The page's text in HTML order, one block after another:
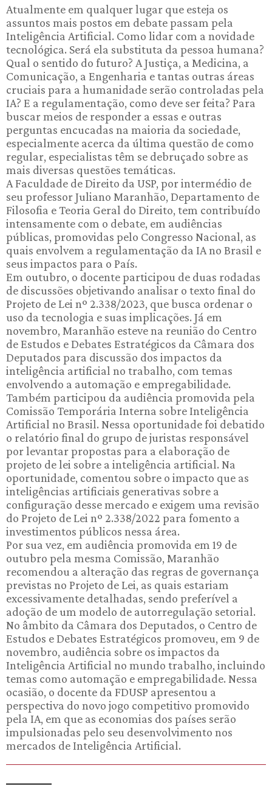
Atualmente em qualquer lugar que esteja os
assuntos mais postos em debate passam pela
Inteligência Artificial. Como lidar com a novidade
tecnológica. Será ela substituta da pessoa humana?
Qual o sentido do futuro? A Justiça, a Medicina, a
Comunicação, a Engenharia e tantas outras áreas
cruciais para a humanidade serão controladas pela
IA? E a regulamentação, como deve ser feita? Para
buscar meios de responder a essas e outras
perguntas encucadas na maioria da sociedade,
especialmente acerca da última questão de como
regular, especialistas têm se debruçado sobre as
mais diversas questões temáticas.
A Faculdade de Direito da USP, por intermédio de
seu professor Juliano Maranhão, Departamento de
Filosofia e Teoria Geral do Direito, tem contribuído
intensamente com o debate, em audiências
públicas, promovidas pelo Congresso Nacional, as
quais envolvem a regulamentação da IA no Brasil e
seus impactos para o País.
Em outubro, o docente participou de duas rodadas
de discussões objetivando analisar o texto final do
Projeto de Lei nº 2.338/2023, que busca ordenar o
uso da tecnologia e suas implicações. Já em
novembro, Maranhão esteve na reunião do Centro
de Estudos e Debates Estratégicos da Câmara dos
Deputados para discussão dos impactos da
inteligência artificial no trabalho, com temas
envolvendo a automação e empregabilidade.
Também participou da audiência promovida pela
Comissão Temporária Interna sobre Inteligência
Artificial no Brasil. Nessa oportunidade foi debatido
o relatório final do grupo de juristas responsável
por levantar propostas para a elaboração de
projeto de lei sobre a inteligência artificial. Na
oportunidade, comentou sobre o impacto que as
inteligências artificiais generativas sobre a
configuração desse mercado e exigem uma revisão
do Projeto de Lei nº 2.338/2022 para fomento a
investimentos públicos nessa área.
Por sua vez, em audiência promovida em 19 de
outubro pela mesma Comissão, Maranhão
recomendou a alteração das regras de governança
previstas no Projeto de Lei, as quais estariam
excessivamente detalhadas, sendo preferível a
adoção de um modelo de autorregulação setorial.
No âmbito da Câmara dos Deputados, o Centro de
Estudos e Debates Estratégicos promoveu, em 9 de
novembro, audiência sobre os impactos da
Inteligência Artificial no mundo trabalho, incluindo
temas como automação e empregabilidade. Nessa
ocasião, o docente da FDUSP apresentou a
perspectiva do novo jogo competitivo promovido
pela IA, em que as economias dos países serão
impulsionadas pelo seu desenvolvimento nos
mercados de Inteligência Artificial.